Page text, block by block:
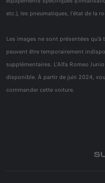
etc.), les pneumatiques, l'état de la
Les images ne sont présentées
peuvent être temporairement
supplémentaires. L'Alfa Romeo
disponible. À partir de juin 2024,
commander cette voiture.